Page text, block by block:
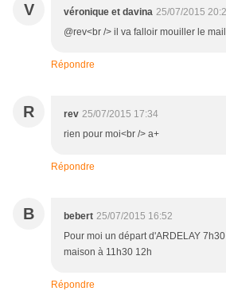
V véronique et davina 25/07/2015
@rev<br /> il va falloir mouiller le
Répondre
R rev 25/07/2015 17:34
rien pour moi<br /> a+
Répondre
B bebert 25/07/2015 16:52
Pour moi un départ d'ARDELAY
maison à 11h30 12h
Répondre